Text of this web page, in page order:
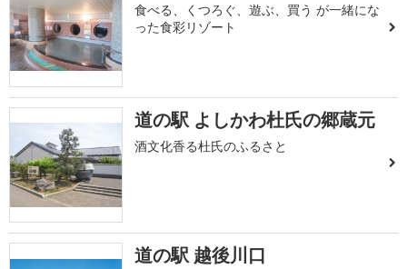
食べる、くつろぐ、遊ぶ、買う が一緒にな
った食彩リゾート
道の駅 よしかわ杜氏の郷蔵元
酒文化香る杜氏のふるさと
道の駅 越後川口